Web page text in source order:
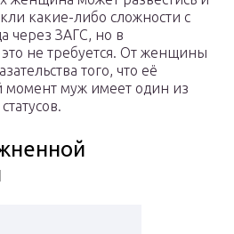
какие-либо сложности с
через ЗАГС, но в
не требуется. От женщины
того, что её
момент муж имеет один из